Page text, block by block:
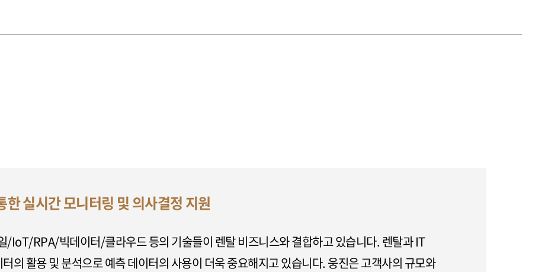
한 실시간 모니터링 및 의사결정 지원
/IoT/RPA/빅데이터/클라우드 등의 기술들이 렌탈 비즈니스와 결합하고 있습니다. 렌탈과 IT
의 활용 및 분석으로 예측 데이터의 사용이 더욱 중요해지고 있습니다. 웅진은 고객사의 규모와